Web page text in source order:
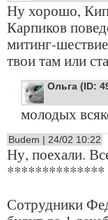
Ну хорошо,
Карпиков
митинг-
твои там или
Ольга (ID:
молодых
Budem | 24/02 10:22
Ну, поехали.
**************
Сотрудники